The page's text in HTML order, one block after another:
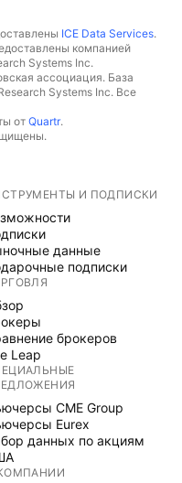
но это будет
которого линия
линию снизу
означать что
мы вышли из флэта.
позитивно
к торгам
или на самом
которая стоит
два квартала?
ICE Data Services.
компанией
Systems Inc.
ассоциация. База
Systems Inc. Все
от Quartr.
И ПОДПИСКИ
данные
подписки
брокеров
Leap
CME Group
Eurex
данных по акциям